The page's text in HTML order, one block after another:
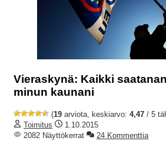
Vieraskynä: Kaikki
minun kaunani
(19 arviota, keskiarvo: 4,47 / 5
Toimitus
1.10.2015
2082 Näyttökerrat
24 Kommenttia